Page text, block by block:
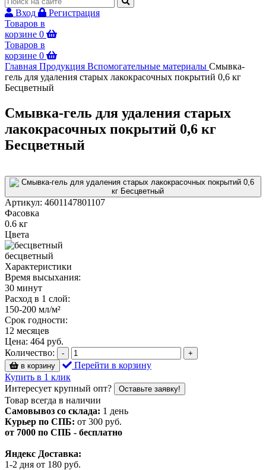
Вход
Регистрация
Товаров в
корзине 0
Товаров в
корзине 0
Главная Продукция Вспомогательные материалы Смывка-
гель для удаления старых лакокрасочных покрытий 0,6 кг
Бесцветный
Смывка-гель для удаления старых
лакокрасочных покрытий 0,6 кг
Бесцветный
Артикул: 4601147801107
Фасовка
0.6 кг
Цвета
бесцветный
Характеристики
Время высыхания:
30 минут
Расход в 1 слой:
150-200 мл/м²
Срок годности:
12 месяцев
Цена: 464 руб.
Количество:
-
+
в корзину
Перейти в корзину
Купить в 1 клик
Интересует крупный опт?
Оставьте заявку!
Товар всегда в наличии
Самовывоз со склада: 1 день
Курьер по СПБ: от 300 руб.
от 7000 по СПБ - бесплатно
Яндекс Доставка:
1-2 дня от 180 руб.